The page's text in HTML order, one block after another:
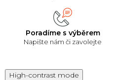
Poradíme s výběrem
Napište nám či zavolejte
High-contrast mode